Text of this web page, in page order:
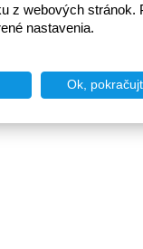
z webových stránok.
nastavenia.
Ok,